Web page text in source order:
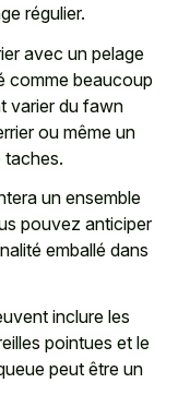
régulier.
avec un pelage
comme beaucoup
varier du fawn
ou même un
taches.
un ensemble
pouvez anticiper
emballé dans
inclure les
pointues et le
peut être un